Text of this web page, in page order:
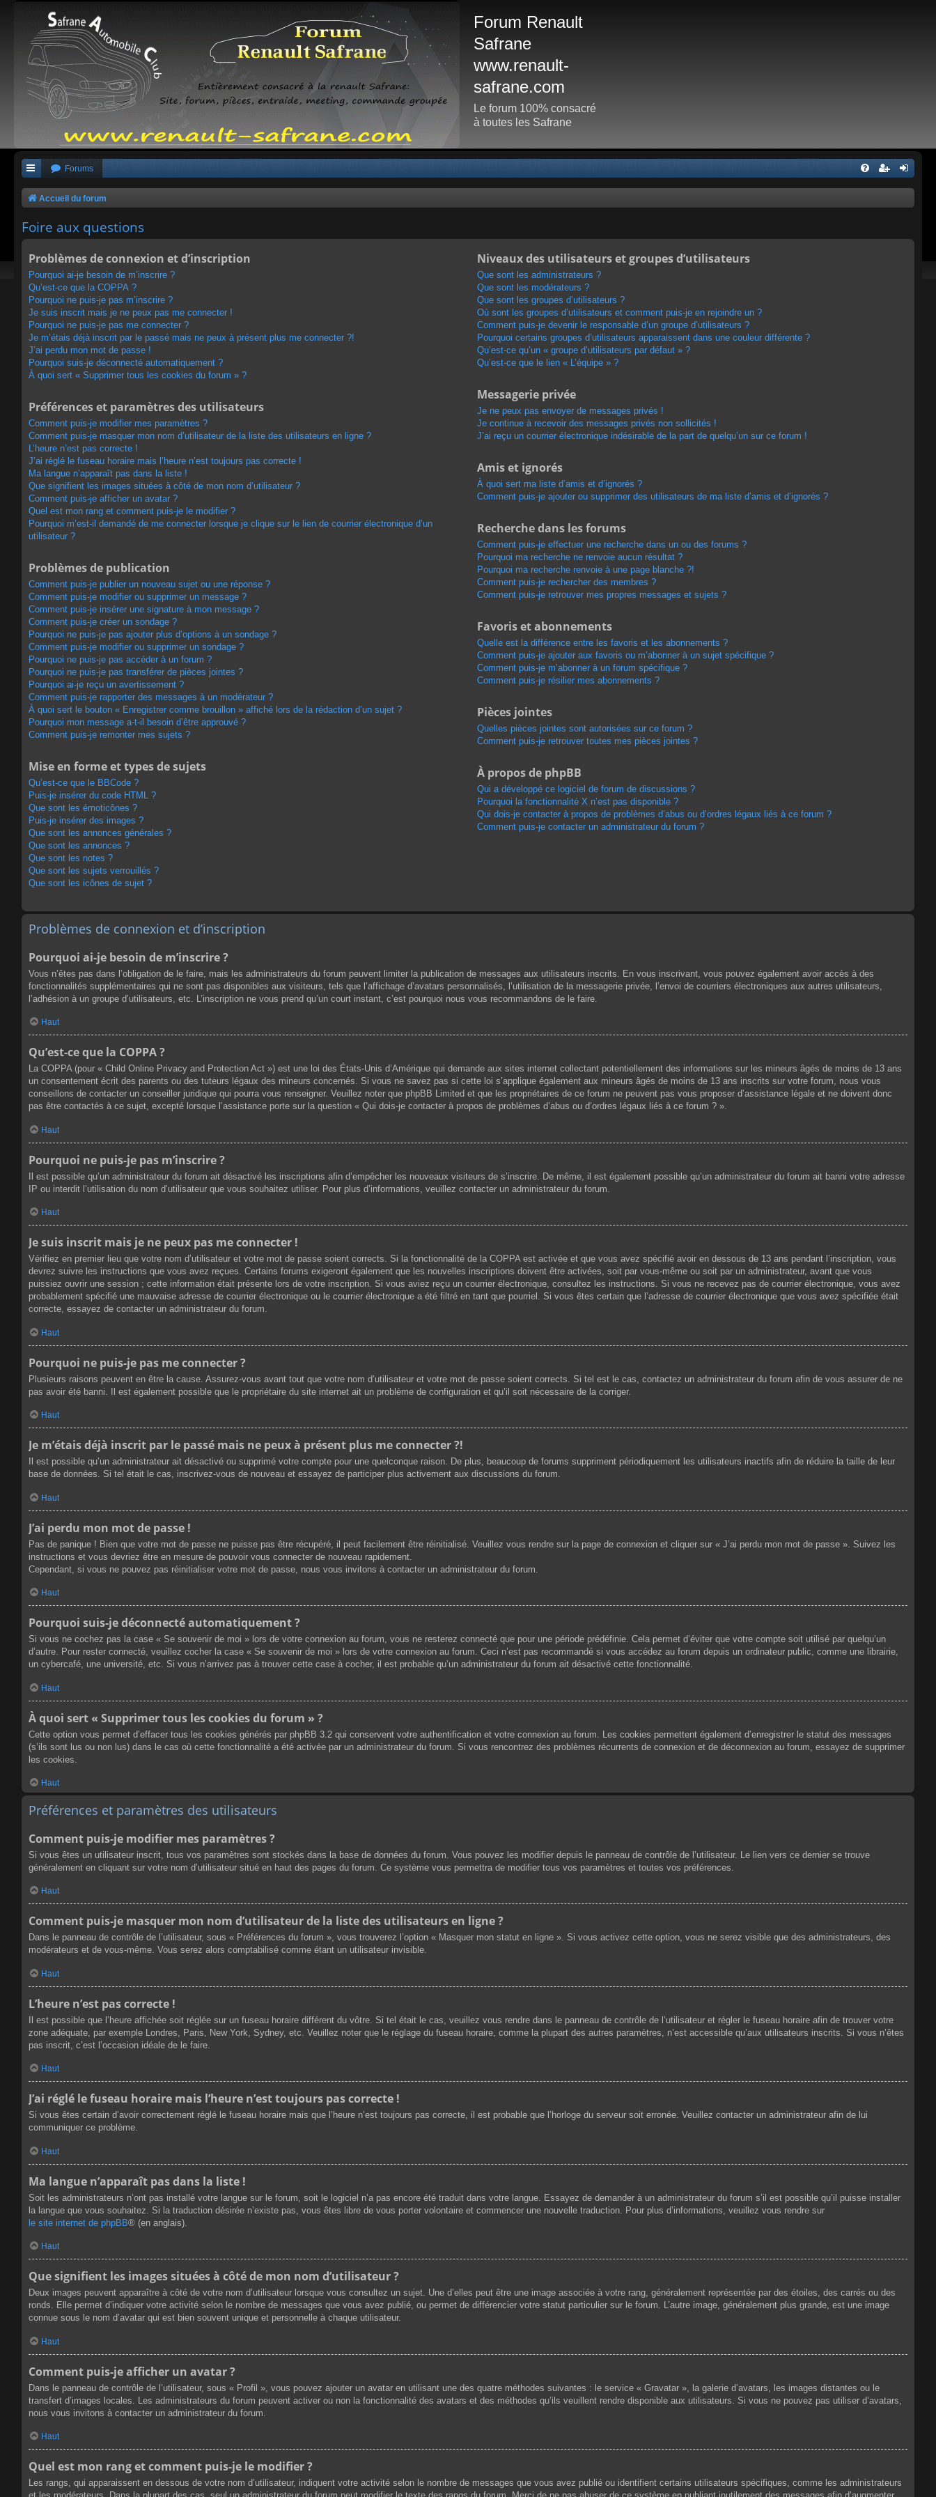
Forum Renault
Safrane
www.renault-
safrane.com
Le forum 100% consacré
à toutes les Safrane
Forums
Accueil du forum
Foire aux questions
Problèmes de connexion et d’inscription
Pourquoi ai-je besoin de m’inscrire ?
Qu’est-ce que la COPPA ?
Pourquoi ne puis-je pas m’inscrire ?
Je suis inscrit mais je ne peux pas me connecter !
Pourquoi ne puis-je pas me connecter ?
Je m’étais déjà inscrit par le passé mais ne peux à présent plus me connecter ?!
J’ai perdu mon mot de passe !
Pourquoi suis-je déconnecté automatiquement ?
À quoi sert « Supprimer tous les cookies du forum » ?
Préférences et paramètres des utilisateurs
Comment puis-je modifier mes paramètres ?
Comment puis-je masquer mon nom d’utilisateur de la liste des utilisateurs en ligne ?
L’heure n’est pas correcte !
J’ai réglé le fuseau horaire mais l’heure n’est toujours pas correcte !
Ma langue n’apparaît pas dans la liste !
Que signifient les images situées à côté de mon nom d’utilisateur ?
Comment puis-je afficher un avatar ?
Quel est mon rang et comment puis-je le modifier ?
Pourquoi m’est-il demandé de me connecter lorsque je clique sur le lien de courrier électronique d’un
utilisateur ?
Problèmes de publication
Comment puis-je publier un nouveau sujet ou une réponse ?
Comment puis-je modifier ou supprimer un message ?
Comment puis-je insérer une signature à mon message ?
Comment puis-je créer un sondage ?
Pourquoi ne puis-je pas ajouter plus d’options à un sondage ?
Comment puis-je modifier ou supprimer un sondage ?
Pourquoi ne puis-je pas accéder à un forum ?
Pourquoi ne puis-je pas transférer de pièces jointes ?
Pourquoi ai-je reçu un avertissement ?
Comment puis-je rapporter des messages à un modérateur ?
À quoi sert le bouton « Enregistrer comme brouillon » affiché lors de la rédaction d’un sujet ?
Pourquoi mon message a-t-il besoin d’être approuvé ?
Comment puis-je remonter mes sujets ?
Mise en forme et types de sujets
Qu’est-ce que le BBCode ?
Puis-je insérer du code HTML ?
Que sont les émoticônes ?
Puis-je insérer des images ?
Que sont les annonces générales ?
Que sont les annonces ?
Que sont les notes ?
Que sont les sujets verrouillés ?
Que sont les icônes de sujet ?
Niveaux des utilisateurs et groupes d’utilisateurs
Que sont les administrateurs ?
Que sont les modérateurs ?
Que sont les groupes d’utilisateurs ?
Où sont les groupes d’utilisateurs et comment puis-je en rejoindre un ?
Comment puis-je devenir le responsable d’un groupe d’utilisateurs ?
Pourquoi certains groupes d’utilisateurs apparaissent dans une couleur différente ?
Qu’est-ce qu’un « groupe d’utilisateurs par défaut » ?
Qu’est-ce que le lien « L’équipe » ?
Messagerie privée
Je ne peux pas envoyer de messages privés !
Je continue à recevoir des messages privés non sollicités !
J’ai reçu un courrier électronique indésirable de la part de quelqu’un sur ce forum !
Amis et ignorés
À quoi sert ma liste d’amis et d’ignorés ?
Comment puis-je ajouter ou supprimer des utilisateurs de ma liste d’amis et d’ignorés ?
Recherche dans les forums
Comment puis-je effectuer une recherche dans un ou des forums ?
Pourquoi ma recherche ne renvoie aucun résultat ?
Pourquoi ma recherche renvoie à une page blanche ?!
Comment puis-je rechercher des membres ?
Comment puis-je retrouver mes propres messages et sujets ?
Favoris et abonnements
Quelle est la différence entre les favoris et les abonnements ?
Comment puis-je ajouter aux favoris ou m’abonner à un sujet spécifique ?
Comment puis-je m’abonner à un forum spécifique ?
Comment puis-je résilier mes abonnements ?
Pièces jointes
Quelles pièces jointes sont autorisées sur ce forum ?
Comment puis-je retrouver toutes mes pièces jointes ?
À propos de phpBB
Qui a développé ce logiciel de forum de discussions ?
Pourquoi la fonctionnalité X n’est pas disponible ?
Qui dois-je contacter à propos de problèmes d’abus ou d’ordres légaux liés à ce forum ?
Comment puis-je contacter un administrateur du forum ?
Problèmes de connexion et d’inscription
Pourquoi ai-je besoin de m’inscrire ?
Vous n’êtes pas dans l’obligation de le faire, mais les administrateurs du forum peuvent limiter la publication de messages aux utilisateurs inscrits. En vous inscrivant, vous pouvez également avoir accès à des
fonctionnalités supplémentaires qui ne sont pas disponibles aux visiteurs, tels que l’affichage d’avatars personnalisés, l’utilisation de la messagerie privée, l’envoi de courriers électroniques aux autres utilisateurs,
l’adhésion à un groupe d’utilisateurs, etc. L’inscription ne vous prend qu’un court instant, c’est pourquoi nous vous recommandons de le faire.
Haut
Qu’est-ce que la COPPA ?
La COPPA (pour « Child Online Privacy and Protection Act ») est une loi des États-Unis d’Amérique qui demande aux sites internet collectant potentiellement des informations sur les mineurs âgés de moins de 13 ans
un consentement écrit des parents ou des tuteurs légaux des mineurs concernés. Si vous ne savez pas si cette loi s’applique également aux mineurs âgés de moins de 13 ans inscrits sur votre forum, nous vous
conseillons de contacter un conseiller juridique qui pourra vous renseigner. Veuillez noter que phpBB Limited et que les propriétaires de ce forum ne peuvent pas vous proposer d’assistance légale et ne doivent donc
pas être contactés à ce sujet, excepté lorsque l’assistance porte sur la question « Qui dois-je contacter à propos de problèmes d’abus ou d’ordres légaux liés à ce forum ? ».
Haut
Pourquoi ne puis-je pas m’inscrire ?
Il est possible qu’un administrateur du forum ait désactivé les inscriptions afin d’empêcher les nouveaux visiteurs de s’inscrire. De même, il est également possible qu’un administrateur du forum ait banni votre adresse
IP ou interdit l’utilisation du nom d’utilisateur que vous souhaitez utiliser. Pour plus d’informations, veuillez contacter un administrateur du forum.
Haut
Je suis inscrit mais je ne peux pas me connecter !
Vérifiez en premier lieu que votre nom d’utilisateur et votre mot de passe soient corrects. Si la fonctionnalité de la COPPA est activée et que vous avez spécifié avoir en dessous de 13 ans pendant l’inscription, vous
devrez suivre les instructions que vous avez reçues. Certains forums exigeront également que les nouvelles inscriptions doivent être activées, soit par vous-même ou soit par un administrateur, avant que vous
puissiez ouvrir une session ; cette information était présente lors de votre inscription. Si vous aviez reçu un courrier électronique, consultez les instructions. Si vous ne recevez pas de courrier électronique, vous avez
probablement spécifié une mauvaise adresse de courrier électronique ou le courrier électronique a été filtré en tant que pourriel. Si vous êtes certain que l’adresse de courrier électronique que vous avez spécifiée était
correcte, essayez de contacter un administrateur du forum.
Haut
Pourquoi ne puis-je pas me connecter ?
Plusieurs raisons peuvent en être la cause. Assurez-vous avant tout que votre nom d’utilisateur et votre mot de passe soient corrects. Si tel est le cas, contactez un administrateur du forum afin de vous assurer de ne
pas avoir été banni. Il est également possible que le propriétaire du site internet ait un problème de configuration et qu’il soit nécessaire de la corriger.
Haut
Je m’étais déjà inscrit par le passé mais ne peux à présent plus me connecter ?!
Il est possible qu’un administrateur ait désactivé ou supprimé votre compte pour une quelconque raison. De plus, beaucoup de forums suppriment périodiquement les utilisateurs inactifs afin de réduire la taille de leur
base de données. Si tel était le cas, inscrivez-vous de nouveau et essayez de participer plus activement aux discussions du forum.
Haut
J’ai perdu mon mot de passe !
Pas de panique ! Bien que votre mot de passe ne puisse pas être récupéré, il peut facilement être réinitialisé. Veuillez vous rendre sur la page de connexion et cliquer sur « J’ai perdu mon mot de passe ». Suivez les
instructions et vous devriez être en mesure de pouvoir vous connecter de nouveau rapidement.
Cependant, si vous ne pouvez pas réinitialiser votre mot de passe, nous vous invitons à contacter un administrateur du forum.
Haut
Pourquoi suis-je déconnecté automatiquement ?
Si vous ne cochez pas la case « Se souvenir de moi » lors de votre connexion au forum, vous ne resterez connecté que pour une période prédéfinie. Cela permet d’éviter que votre compte soit utilisé par quelqu’un
d’autre. Pour rester connecté, veuillez cocher la case « Se souvenir de moi » lors de votre connexion au forum. Ceci n’est pas recommandé si vous accédez au forum depuis un ordinateur public, comme une librairie,
un cybercafé, une université, etc. Si vous n’arrivez pas à trouver cette case à cocher, il est probable qu’un administrateur du forum ait désactivé cette fonctionnalité.
Haut
À quoi sert « Supprimer tous les cookies du forum » ?
Cette option vous permet d’effacer tous les cookies générés par phpBB 3.2 qui conservent votre authentification et votre connexion au forum. Les cookies permettent également d’enregistrer le statut des messages
(s’ils sont lus ou non lus) dans le cas où cette fonctionnalité a été activée par un administrateur du forum. Si vous rencontrez des problèmes récurrents de connexion et de déconnexion au forum, essayez de supprimer
les cookies.
Haut
Préférences et paramètres des utilisateurs
Comment puis-je modifier mes paramètres ?
Si vous êtes un utilisateur inscrit, tous vos paramètres sont stockés dans la base de données du forum. Vous pouvez les modifier depuis le panneau de contrôle de l’utilisateur. Le lien vers ce dernier se trouve
généralement en cliquant sur votre nom d’utilisateur situé en haut des pages du forum. Ce système vous permettra de modifier tous vos paramètres et toutes vos préférences.
Haut
Comment puis-je masquer mon nom d’utilisateur de la liste des utilisateurs en ligne ?
Dans le panneau de contrôle de l’utilisateur, sous « Préférences du forum », vous trouverez l’option « Masquer mon statut en ligne ». Si vous activez cette option, vous ne serez visible que des administrateurs, des
modérateurs et de vous-même. Vous serez alors comptabilisé comme étant un utilisateur invisible.
Haut
L’heure n’est pas correcte !
Il est possible que l’heure affichée soit réglée sur un fuseau horaire différent du vôtre. Si tel était le cas, veuillez vous rendre dans le panneau de contrôle de l’utilisateur et régler le fuseau horaire afin de trouver votre
zone adéquate, par exemple Londres, Paris, New York, Sydney, etc. Veuillez noter que le réglage du fuseau horaire, comme la plupart des autres paramètres, n’est accessible qu’aux utilisateurs inscrits. Si vous n’êtes
pas inscrit, c’est l’occasion idéale de le faire.
Haut
J’ai réglé le fuseau horaire mais l’heure n’est toujours pas correcte !
Si vous êtes certain d’avoir correctement réglé le fuseau horaire mais que l’heure n’est toujours pas correcte, il est probable que l’horloge du serveur soit erronée. Veuillez contacter un administrateur afin de lui
communiquer ce problème.
Haut
Ma langue n’apparaît pas dans la liste !
Soit les administrateurs n’ont pas installé votre langue sur le forum, soit le logiciel n’a pas encore été traduit dans votre langue. Essayez de demander à un administrateur du forum s’il est possible qu’il puisse installer
la langue que vous souhaitez. Si la traduction désirée n’existe pas, vous êtes libre de vous porter volontaire et commencer une nouvelle traduction. Pour plus d’informations, veuillez vous rendre sur
le site internet de phpBB® (en anglais).
Haut
Que signifient les images situées à côté de mon nom d’utilisateur ?
Deux images peuvent apparaître à côté de votre nom d’utilisateur lorsque vous consultez un sujet. Une d’elles peut être une image associée à votre rang, généralement représentée par des étoiles, des carrés ou des
ronds. Elle permet d’indiquer votre activité selon le nombre de messages que vous avez publié, ou permet de différencier votre statut particulier sur le forum. L’autre image, généralement plus grande, est une image
connue sous le nom d’avatar qui est bien souvent unique et personnelle à chaque utilisateur.
Haut
Comment puis-je afficher un avatar ?
Dans le panneau de contrôle de l’utilisateur, sous « Profil », vous pouvez ajouter un avatar en utilisant une des quatre méthodes suivantes : le service « Gravatar », la galerie d’avatars, les images distantes ou le
transfert d’images locales. Les administrateurs du forum peuvent activer ou non la fonctionnalité des avatars et des méthodes qu’ils veuillent rendre disponible aux utilisateurs. Si vous ne pouvez pas utiliser d’avatars,
nous vous invitons à contacter un administrateur du forum.
Haut
Quel est mon rang et comment puis-je le modifier ?
Les rangs, qui apparaissent en dessous de votre nom d’utilisateur, indiquent votre activité selon le nombre de messages que vous avez publié ou identifient certains utilisateurs spécifiques, comme les administrateurs